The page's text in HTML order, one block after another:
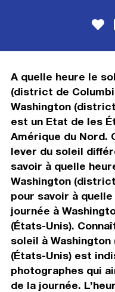
A quelle heure le
(district de
Washington
est un Etat de les
Amérique du Nord.
lever du soleil
savoir à quelle
Washington
pour savoir à
journée à
(États-Unis).
soleil à
(États-Unis) est
photographes qui
de la journée.